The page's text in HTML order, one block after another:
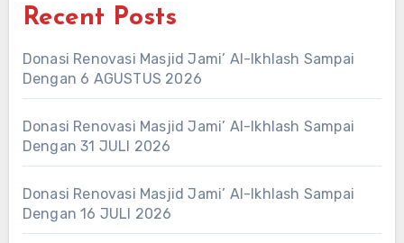
Recent Posts
Donasi Renovasi Masjid Jami’ Al-Ikhlash Sampai
Dengan 6 AGUSTUS 2026
Donasi Renovasi Masjid Jami’ Al-Ikhlash Sampai
Dengan 31 JULI 2026
Donasi Renovasi Masjid Jami’ Al-Ikhlash Sampai
Dengan 16 JULI 2026